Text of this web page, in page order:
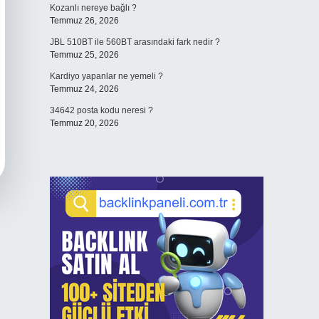
Kozanlı nereye bağlı ?
Temmuz 26, 2026
JBL 510BT ile 560BT arasındaki fark nedir ?
Temmuz 25, 2026
Kardiyo yapanlar ne yemeli ?
Temmuz 24, 2026
34642 posta kodu neresi ?
Temmuz 20, 2026